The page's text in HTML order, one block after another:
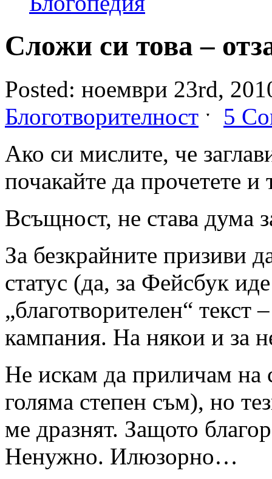
Сложи си това –
Posted: ноември 23rd,
Блоготворителност ˑ 5
Ако си мислите, че
почакайте да прочетете и
Всъщност, не става дума
За безкрайните призиви
статус (да, за Фейсбук
„благотворителен“ текст
кампания. На някои и за
Не искам да приличам на
голяма степен съм), но
ме дразнят. Защото
Ненужно. Илюзорно…